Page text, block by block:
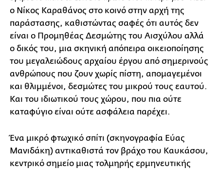
ο Νίκος Καραθάνος στο κοινό στην αρχή της
παράστασης, καθιστώντας σαφές ότι αυτός δεν
είναι ο Προμηθέας Δεσμώτης του Αισχύλου αλλά
ο δικός του, μια σκηνική απόπειρα οικειοποίησης
του μεγαλειώδους αρχαίου έργου από σημερινούς
ανθρώπους που ζουν χωρίς πίστη, απομαγεμένοι
και θλιμμένοι, δεσμώτες του μικρού τους εαυτού.
Και του ιδιωτικού τους χώρου, που πια ούτε
καταφύγιο είναι ούτε ασφάλεια παρέχει.
Ένα μικρό φτωχικό σπίτι (σκηνογραφία Εύας
Μανιδάκη) αντικαθιστά τον βράχο του Καυκάσου,
κεντρικό σημείο μιας τολμηρής ερμηνευτικής